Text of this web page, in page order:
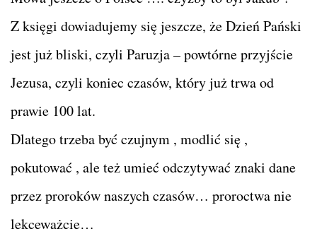
Z księgi dowiadujemy się jeszcze, że Dzień Pański
jest już bliski, czyli Paruzja – powtórne przyjście
Jezusa, czyli koniec czasów, który już trwa od
prawie 100 lat.
Dlatego trzeba być czujnym , modlić się ,
pokutować , ale też umieć odczytywać znaki dane
przez proroków naszych czasów… proroctwa nie
lekceważcie…